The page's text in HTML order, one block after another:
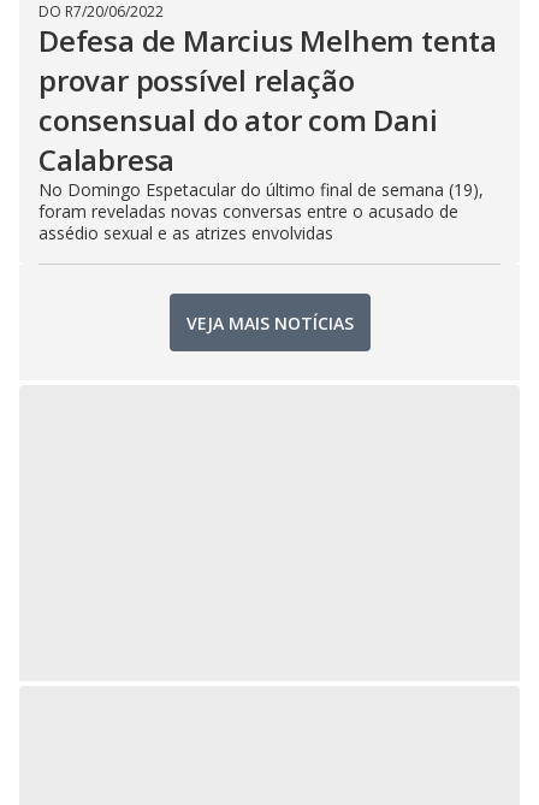
DO R7/20/06/2022
Defesa de Marcius Melhem tenta
provar possível relação
consensual do ator com Dani
Calabresa
No Domingo Espetacular do último final de semana (19),
foram reveladas novas conversas entre o acusado de
assédio sexual e as atrizes envolvidas
VEJA MAIS NOTÍCIAS